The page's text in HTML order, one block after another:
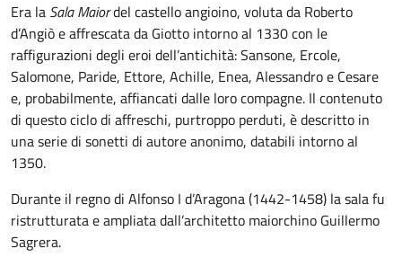
Era la Sala Maiordel castello angioino, voluta da Roberto
d’Angiò e affrescata da Giotto intorno al 1330 con le
raffigurazioni degli eroi dell’antichità: Sansone, Ercole,
Salomone, Paride, Ettore, Achille, Enea, Alessandro e Cesare
e, probabilmente, affiancati dalle loro compagne. Il contenuto
di questo ciclo di affreschi, purtroppo perduti, è descritto in
una serie di sonetti di autore anonimo, databili intorno al
1350.
Durante il regno di Alfonso I d’Aragona (1442-1458) la sala fu
ristrutturata e ampliata dall’architetto maiorchino Guillermo
Sagrera.